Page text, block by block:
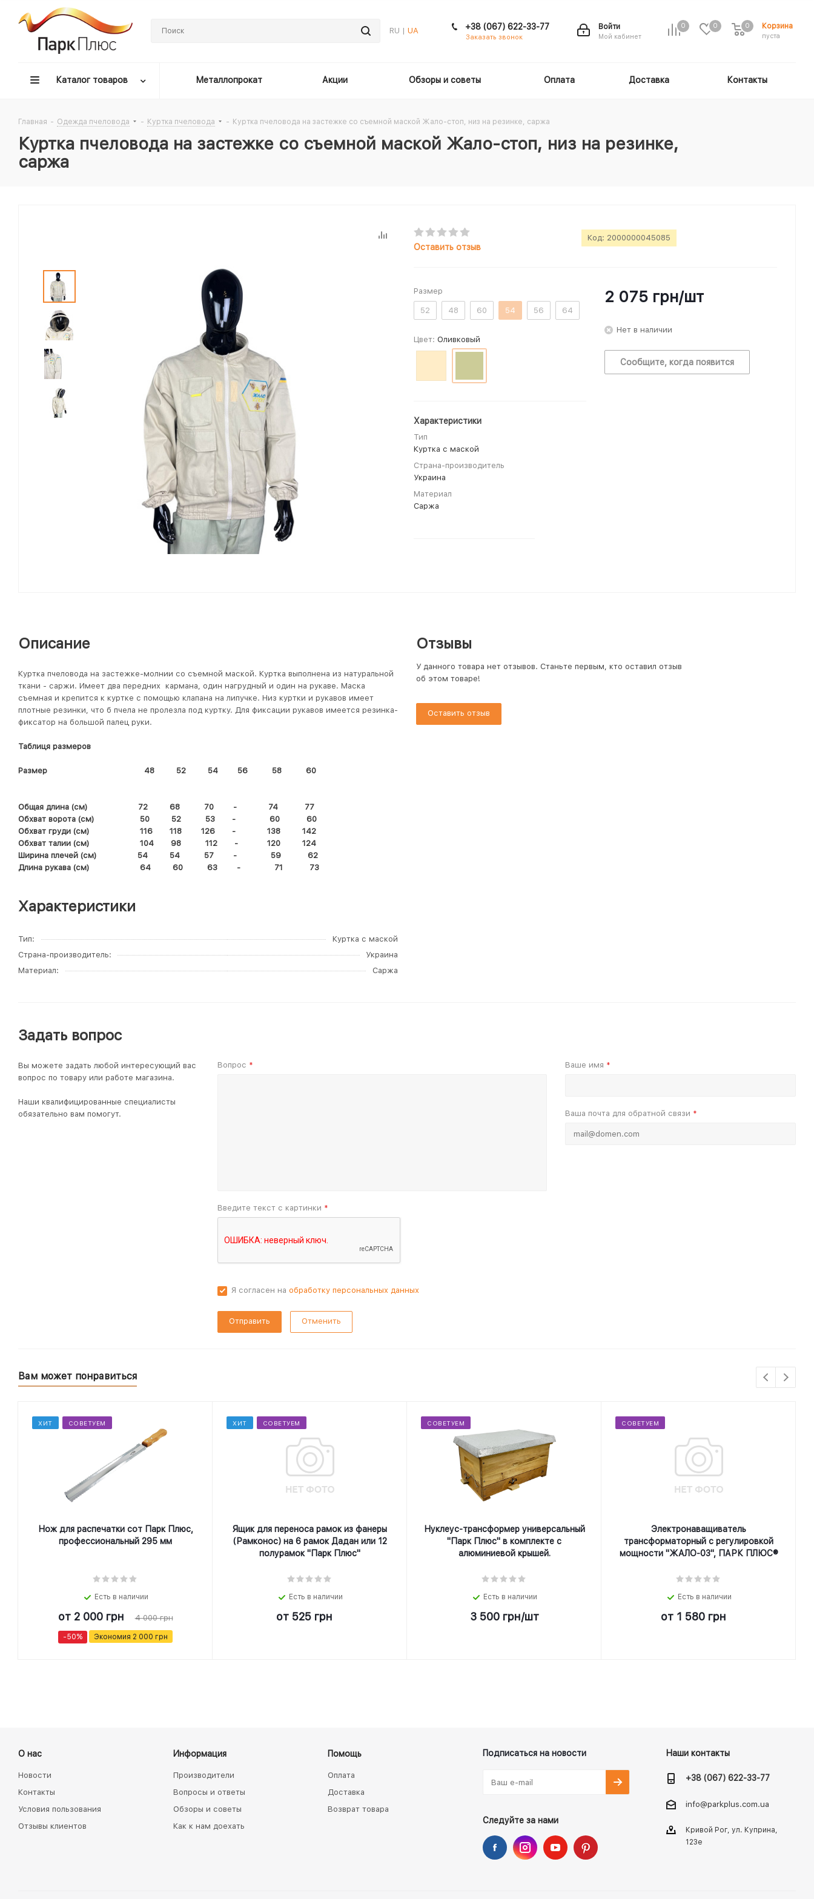
RU | UA
0 0 Корзина
пуста
0
Войти
Мой кабинет
+38 (067) 622-33-77
Заказать звонок
Каталог товаров Металлопрокат Акции Обзоры и советы Оплата Доставка Контакты
Главная - Одежда пчеловода - Куртка пчеловода - Куртка пчеловода на застежке со съемной маской Жало-стоп, низ на резинке, саржа
Куртка пчеловода на застежке со съемной маской Жало-стоп, низ на резинке,
саржа
Оставить отзыв
Код: 2000000045085
Размер
52 48 60 54 56 64
Цвет: Оливковый
Характеристики
Тип
Куртка с маской
Страна-производитель
Украина
Материал
Саржа
2 075 грн/шт
Нет в наличии
Сообщите, когда появится
Описание
Куртка пчеловода на застежке-молнии со съемной маской. Куртка выполнена из натуральной
ткани - саржи. Имеет два передних кармана, один нагрудный и один на рукаве. Маска
съемная и крепится к куртке с помощью клапана на липучке. Низ куртки и рукавов имеет
плотные резинки, что б пчела не пролезла под куртку. Для фиксации рукавов имеется резинка-
фиксатор на большой палец руки.
Таблиця размеров
Размер 48 52 54 56 58 60
Общая длина (см) 72 68 70 - 74 77
Обхват ворота (см) 50 52 53 - 60 60
Обхват груди (см) 116 118 126 - 138 142
Обхват талии (см) 104 98 112 - 120 124
Ширина плечей (см) 54 54 57 - 59 62
Длина рукава (см) 64 60 63 - 71 73
Характеристики
Тип
Куртка с маской
Страна-производитель
Украина
Материал
Саржа
Отзывы
У данного товара нет отзывов. Станьте первым, кто оставил отзыв
об этом товаре!
Оставить отзыв
Задать вопрос
Вы можете задать любой интересующий вас
вопрос по товару или работе магазина.
Наши квалифицированные специалисты
обязательно вам помогут.
Вопрос * Ваше имя *
Ваша почта для обратной связи *
Введите текст с картинки *
Я согласен на обработку персональных данных
Отменить
Вам может понравиться
ХИТ СОВЕТУЕМ
Нож для распечатки сот Парк Плюс,
профеcсиональный 295 мм
Есть в наличии
от 2 000 грн 4 000 грн
-50% Экономия 2 000 грн
ХИТ СОВЕТУЕМ
Ящик для переноса рамок из фанеры
(Рамконос) на 6 рамок Дадан или 12
полурамок "Парк Плюс"
Есть в наличии
от 525 грн
СОВЕТУЕМ
Нуклеус-трансформер универсальный
"Парк Плюс" в комплекте с
алюминиевой крышей.
Есть в наличии
3 500грн/шт
СОВЕТУЕМ
Электронаващиватель
трансформаторный с регулировкой
мощности "ЖАЛО-03", ПАРК ПЛЮС®
Есть в наличии
от 1 580 грн
О нас
Новости
Контакты
Условия пользования
Отзывы клиентов
Информация
Производители
Вопросы и ответы
Обзоры и советы
Как к нам доехать
Помощь
Оплата
Доставка
Возврат товара
Подписаться на новости
Следуйте за нами
Наши контакты
+38 (067) 622-33-77
info@parkplus.com.ua
Кривой Рог, ул. Куприна,
123е